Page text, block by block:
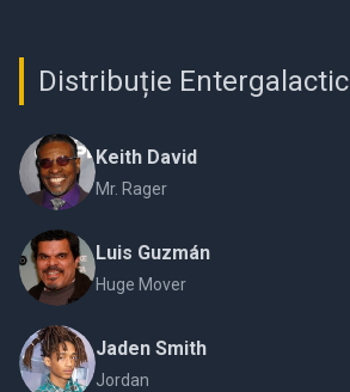
Distribuție Entergalactic
Keith David
Mr. Rager
Luis Guzmán
Huge Mover
Jaden Smith
Jordan